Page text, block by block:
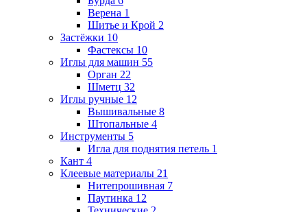
Верена 1
Шитье и Крой 2
Застёжки 10
Фастексы 10
Иглы для машин 55
Орган 22
Шметц 32
Иглы ручные 12
Вышивальные 8
Штопальные 4
Инструменты 5
Игла для поднятия петель 1
Кант 4
Клеевые материалы 21
Нитепрошивная 7
Паутинка 12